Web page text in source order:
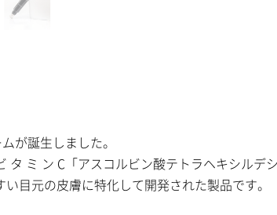
が誕生しました。
ミ ン C「アスコルビン酸テトラヘキシル
目元の皮膚に特化して開発された製品です。